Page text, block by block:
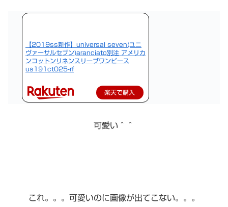
【2019ss新作】universal seven(ユニ
ヴァーサルセブン)aranciato別注 アメリカ
ンコットンリネンスリーブワンピース
us191ct025-rf
楽天で購入
可愛い＾＾
これ。。。可愛いのに画像が出てこない。。。